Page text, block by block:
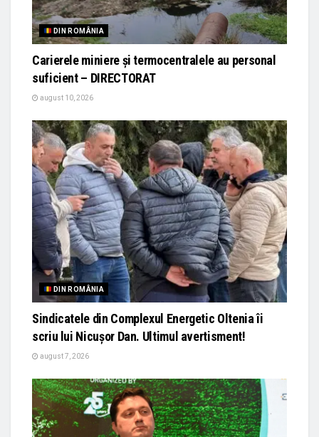
DIN ROMÂNIA
Carierele miniere și termocentralele au personal
suficient – DIRECTORAT
august 10, 2026
DIN ROMÂNIA
Sindicatele din Complexul Energetic Oltenia îi
scriu lui Nicușor Dan. Ultimul avertisment!
august 7, 2026